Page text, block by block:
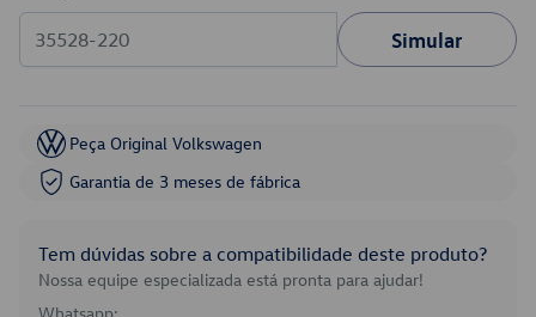
Simular
Peça Original Volkswagen
Garantia de 3 meses de fábrica
Tem dúvidas sobre a compatibilidade deste produto?
Nossa equipe especializada está pronta para ajudar!